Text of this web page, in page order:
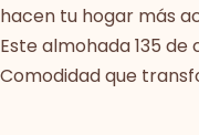
hacen tu hogar más
Este almohada 135
Comodidad que